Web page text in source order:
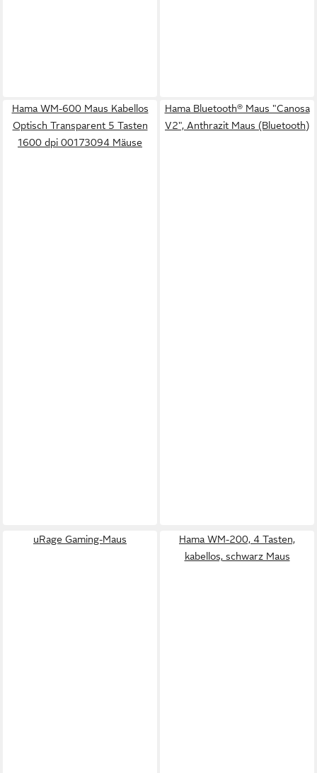
Hama WM-600 Maus Kabellos
Optisch Transparent 5 Tasten
1600 dpi 00173094 Mäuse
Hama Bluetooth® Maus "Canosa
V2", Anthrazit Maus (Bluetooth)
uRage Gaming-Maus
Hama WM-200, 4 Tasten,
kabellos, schwarz Maus